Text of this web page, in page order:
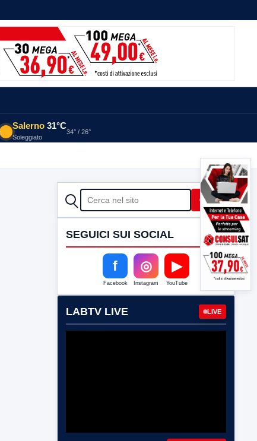
Salerno 31°C
Soleggiato
34° / 26°
CERCA Cerca
SEGUICI SUI SOCIAL
f
Facebook
◎
Instagram
▶
YouTube
LABTV LIVE LIVE